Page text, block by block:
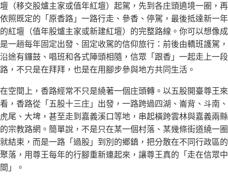
壇（移交股爐主家或值年紅壇）起駕，先到各庄頭遶境一圈，再
依照既定的「原香路」一路行走、參香、停駕，最後抵達新一年
的紅壇（值年股爐主家或新建紅壇）的完整路線。你可以想像成
是一趟每年固定出發、固定收駕的信仰旅行：前後由轎班護駕，
沿途有鑼鼓、唱班和各式陣頭相隨，信眾「跟香」一起走上一段
路，不只是在拜拜，也是在用腳步參與地方共同生活。
在空間上，香路經常不只是繞著一個庄頭轉。以五股開臺尊王來
看，香路從「五股十三庄」出發，一路跨過四湖、崙背、斗南、
虎尾、大埤，甚至走到嘉義溪口等地，串起橫跨雲林與嘉義兩縣
的宗教路網。簡單說，不是只在某一個村落、某幾條街道繞一圈
就結束，而是一路「過股」到別的鄉鎮，把分散在不同行政區的
聚落，用尊王每年的行腳重新連起來，讓尊王真的「走在信眾中
間」。